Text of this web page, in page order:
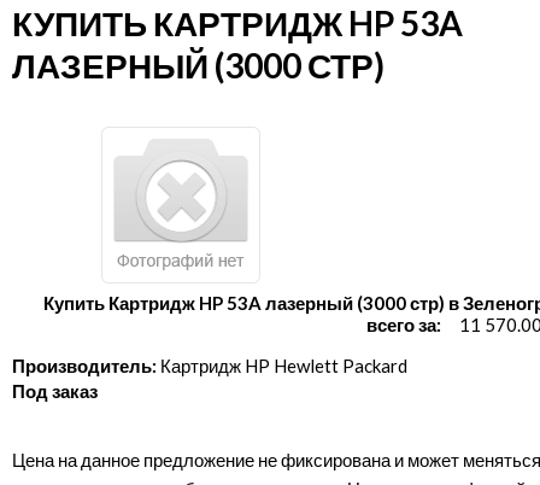
КУПИТЬ КАРТРИДЖ HP 53A
ЛАЗЕРНЫЙ (3000 СТР)
Купить Картридж HP 53A лазерный (3000 стр) в
всего за:
11
Производитель: Картридж HP Hewlett Packard
Под заказ
Цена на данное предложение не фиксирована и может